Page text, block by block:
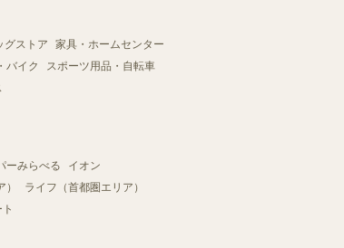
グストア
家具・ホームセンター
バイク
スポーツ用品・自転車
ーみらべる
イオン
ライフ（首都圏エリア）